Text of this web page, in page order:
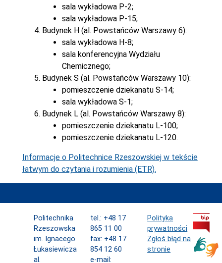
sala wykładowa P-2;
sala wykładowa P-15;
Budynek H (al. Powstańców Warszawy 6):
sala wykładowa H-8;
sala konferencyjna Wydziału
Chemicznego;
Budynek S (al. Powstańców Warszawy 10):
pomieszczenie dziekanatu S-14;
sala wykładowa S-1;
Budynek L (al. Powstańców Warszawy 8):
pomieszczenie dziekanatu L-100;
pomieszczenie dziekanatu L-120.
Informacje o Politechnice Rzeszowskiej w tekście
łatwym do czytania i rozumienia (ETR).
Politechnika
Rzeszowska
im. Ignacego
Łukasiewicza
al.
tel.: +48 17
865 11 00
fax: +48 17
854 12 60
e-mail:
Polityka
prywatności
Zgłoś błąd na
stronie